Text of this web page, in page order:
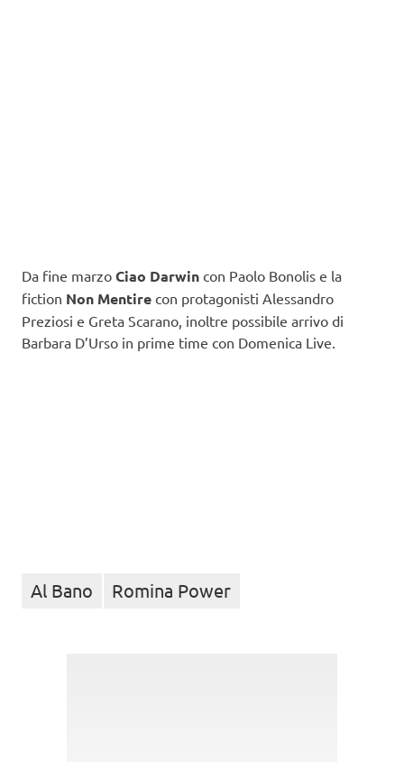
Da fine marzo Ciao Darwin con Paolo Bonolis e la
fiction Non Mentire con protagonisti Alessandro
Preziosi e Greta Scarano, inoltre possibile arrivo di
Barbara D’Urso in prime time con Domenica Live.
Al Bano Romina Power